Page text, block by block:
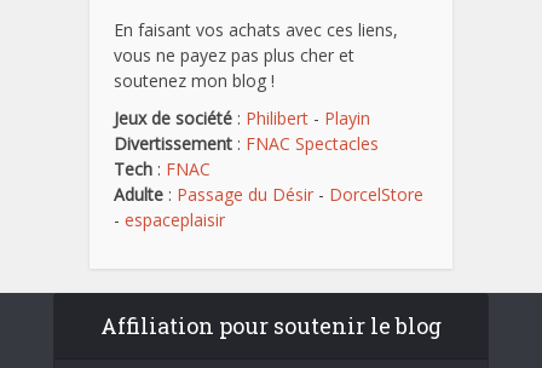
En faisant vos achats avec ces liens,
vous ne payez pas plus cher et
soutenez mon blog !
Jeux de société : Philibert - Playin
Divertissement : FNAC Spectacles
Tech : FNAC
Adulte : Passage du Désir - DorcelStore
- espaceplaisir
Affiliation pour soutenir le blog